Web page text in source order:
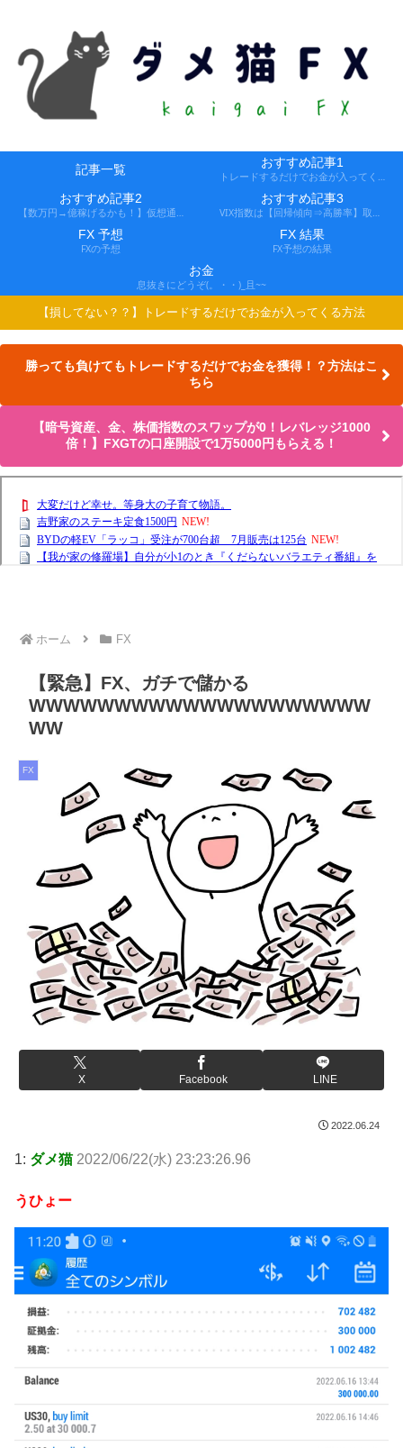
記事一覧 おすすめ記事1
おすすめ記事2 おすすめ記事3
FX 予想
FXの予想
FX 結果
FX予想の結果
お金
息抜きにどうぞ(。・・)_且~~
【損してない？？】トレードするだけでお金が入ってくる方法
勝っても負けてもトレードするだけでお金を獲得！？方法はこ
ちら
【暗号資産、金、株価指数のスワップが0！レバレッジ1000
倍！】FXGTの口座開設で1万5000円もらえる！
ホーム FX
【緊急】FX、ガチで儲かる
WWWWWWWWWWWWWWWWWWWW
WW
FX
X Facebook LINE
2022.06.24
1: ダメ猫 2022/06/22(水) 23:23:26.96
うひょー